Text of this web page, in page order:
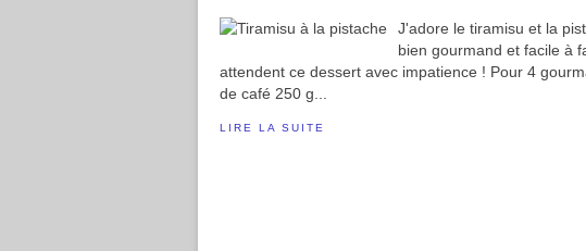
J'adore le tiramisu et la
bien gourmand et facile à
attendent ce dessert avec impatience ! Pour 4
de café 250 g...
LIRE LA SUITE